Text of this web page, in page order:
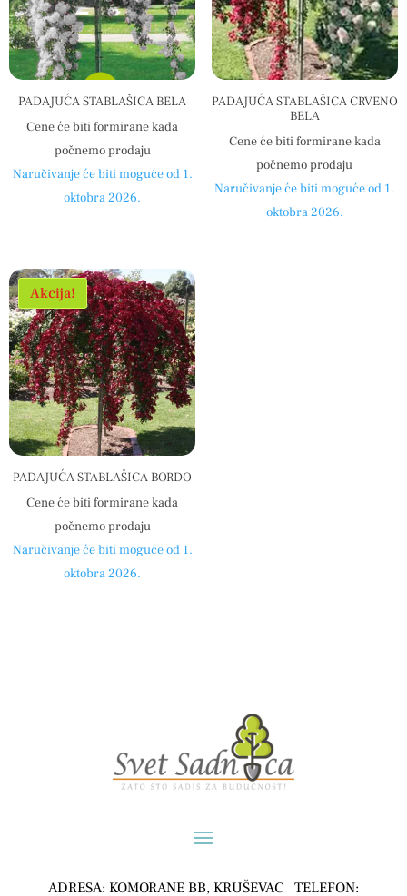
PADAJUĆA STABLAŠICA BELA
Cene će biti formirane kada
počnemo prodaju
Naručivanje će biti moguće od 1.
oktobra 2026.
PADAJUĆA STABLAŠICA CRVENO
BELA
Cene će biti formirane kada
počnemo prodaju
Naručivanje će biti moguće od 1.
oktobra 2026.
Akcija!
PADAJUĆA STABLAŠICA BORDO
Cene će biti formirane kada
počnemo prodaju
Naručivanje će biti moguće od 1.
oktobra 2026.
ADRESA: KOMORANE BB, KRUŠEVAC TELEFON: